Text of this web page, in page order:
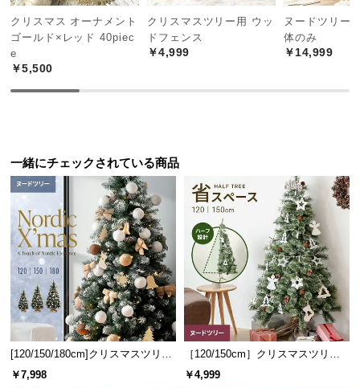
商
の
い
て
開
梱
設
置
サ
ー
ビ
ス
つ
クリスマス オーナメント
ゴールド×レッド 40piec
e
￥5,500
クリスマスツリー用 ウッ
ドフェンス
￥4,999
ヌードツリー
体のみ
￥14,999
一緒にチェックされている商品
[120/150/180cm]クリスマスツリー
ヌードツリー
￥7,998
［120/150cm］クリスマスツリー
ハーフ ヌードツリー
￥4,999